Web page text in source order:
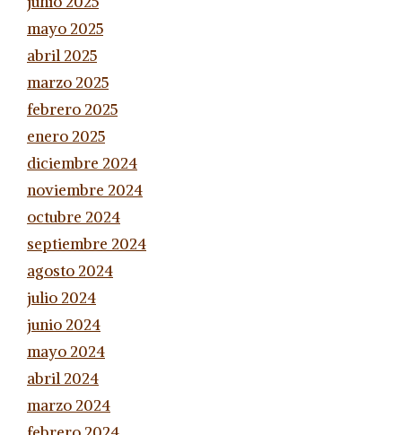
mayo 2025
abril 2025
marzo 2025
febrero 2025
enero 2025
diciembre 2024
noviembre 2024
octubre 2024
septiembre 2024
agosto 2024
julio 2024
junio 2024
mayo 2024
abril 2024
marzo 2024